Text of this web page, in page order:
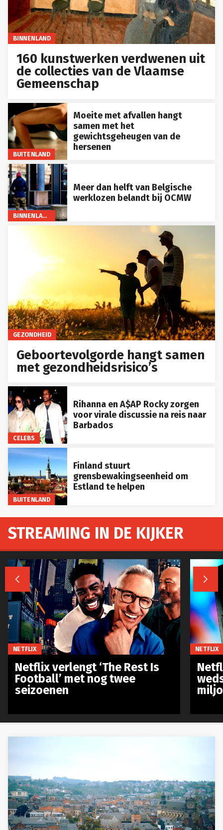
BINNENLAND
160 kunstwerken verdwenen uit
de collecties van de Vlaamse
Gemeenschap
BUITENLAND
Moeite met afvallen hangt
samen met het
gewichtsgeheugen van de
hersenen
BINNENLAND
Meer dan helft van Belgische
werklozen belandt bij OCMW
GEZONDHEID
Geboortevolgorde hangt samen
met gezondheidsrisico’s
CELEBS
Rihanna en A$AP Rocky zorgen
voor virale discussie na reis naar
Barbados
BUITENLAND
Finland stuurt
grensbewakingseenheid om
Estland te helpen
STREAMING IN DE KIJKER
 
NETFLIX
Netflix verlengt ‘The Rest Is
Football’ met nog twee
seizoenen
NETFLIX